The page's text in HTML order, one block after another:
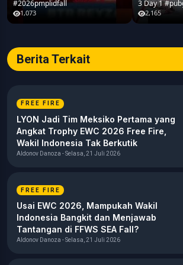
#2026pmplidfall
1,073
3 Day 1
2,165
Berita Terkait
FREE FIRE
LYON Jadi Tim Meksiko Pertama yang
Angkat Trophy EWC 2026 Free Fire,
Wakil Indonesia Tak Berkutik
Aldonov Danoza - Selasa, 21 Juli 2026
FREE FIRE
Usai EWC 2026, Mampukah Wakil
Indonesia Bangkit dan Menjawab
Tantangan di FFWS SEA Fall?
Aldonov Danoza - Selasa, 21 Juli 2026